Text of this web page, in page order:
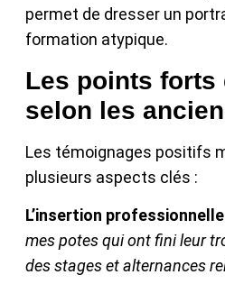
permet de dresser un
formation atypique.
Les points forts
selon les
Les témoignages positifs
plusieurs aspects clés :
L’insertion professionnelle
mes potes qui ont fini leur
des stages et alternances